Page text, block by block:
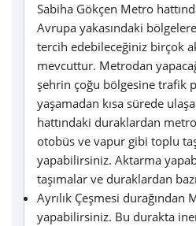
Sabiha Gökçen Metro
Avrupa yakasındaki
tercih edebileceğiniz birçok
mevcuttur. Metrodan
şehrin çoğu bölgesine trafik
yaşamadan kısa sürede
hattındaki duraklardan
otobüs ve vapur gibi toplu
yapabilirsiniz. Aktarma
taşımalar ve duraklardan
Ayrılık Çeşmesi durağından
yapabilirsiniz. Bu durakta